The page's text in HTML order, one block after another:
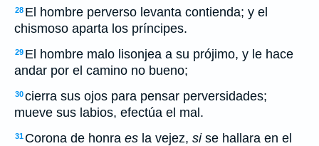
28 El hombre perverso levanta contienda; y el
chismoso aparta los príncipes.
29 El hombre malo lisonjea a su prójimo, y le hace
andar por el camino no bueno;
30cierra sus ojos para pensar perversidades;
mueve sus labios, efectúa el mal.
31 Corona de honra es la vejez, sise hallara en el